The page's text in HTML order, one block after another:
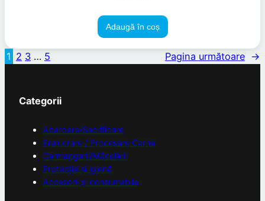
Adaugă în coș
1 2 3 … 5 Pagina următoare →
Categorii
Abatoare/Sacrificare
Prelucrare / Procesare Carne
Carmangerii/Măcelării
Protecție și igienă
Accesorii și consumabile